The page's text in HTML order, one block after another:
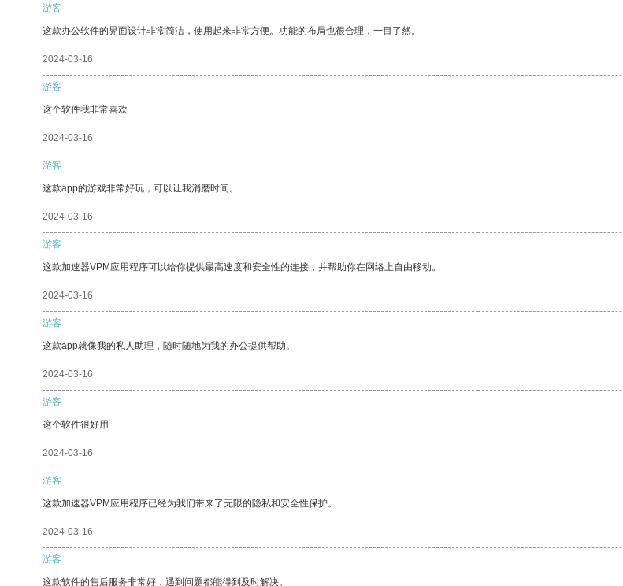
游客
这款办公软件的界面设计非常简洁，使用起来非常方便。功能的布局也很合理，一目了然。
2024-03-16
游客
这个软件我非常喜欢
2024-03-16
游客
这款app的游戏非常好玩，可以让我消磨时间。
2024-03-16
游客
这款加速器VPM应用程序可以给你提供最高速度和安全性的连接，并帮助你在网络上自由移动。
2024-03-16
游客
这款app就像我的私人助理，随时随地为我的办公提供帮助。
2024-03-16
游客
这个软件很好用
2024-03-16
游客
这款加速器VPM应用程序已经为我们带来了无限的隐私和安全性保护。
2024-03-16
游客
这款软件的售后服务非常好，遇到问题都能得到及时解决。